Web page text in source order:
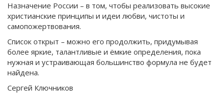
Назначение России – в том, чтобы реализовать высокие
христианские принципы и идеи любви, чистоты и
самопожертвования.
Список открыт – можно его продолжить, придумывая
более яркие, талантливые и ёмкие определения, пока
нужная и устраивающая большинство формула не будет
найдена.
Сергей Ключников